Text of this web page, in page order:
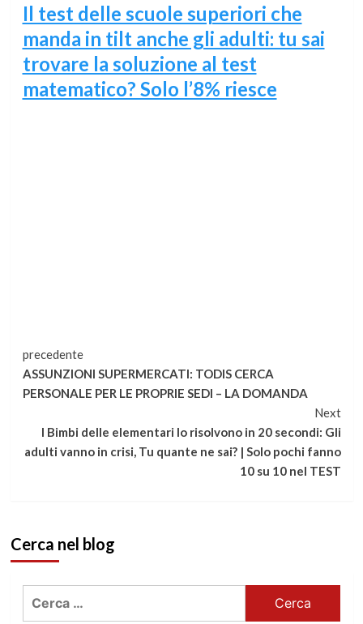
Il test delle scuole superiori che
manda in tilt anche gli adulti: tu sai
trovare la soluzione al test
matematico? Solo l’8% riesce
Continua
a
leggere
precedente
ASSUNZIONI SUPERMERCATI: TODIS CERCA
PERSONALE PER LE PROPRIE SEDI – LA DOMANDA
Next
I Bimbi delle elementari lo risolvono in 20 secondi: Gli
adulti vanno in crisi, Tu quante ne sai? | Solo pochi fanno
10 su 10 nel TEST
Cerca nel blog